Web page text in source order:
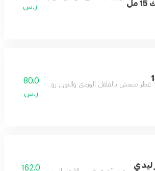
ر.س
عطر منعش بالفلفل الوردي والتوبي روز مع المسك
80.0
ر.س
ليدي
162.0